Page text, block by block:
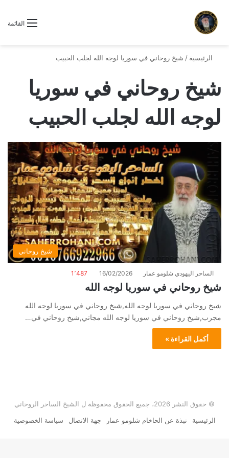
القائمة
الرئيسية / شيخ روحاني في سوريا لوجه الله لجلب الحبيب
شيخ روحاني في سوريا
لوجه الله لجلب الحبيب
شيخ روحاني
الساحر اليهودي شلومو عمار 16/02/2026 1٬487
شيخ روحاني في سوريا لوجه الله
شيخ روحاني في سوريا لوجه الله,شيخ روحاني في سوريا لوجه الله
مجرب,شيخ روحاني في سوريا لوجه الله مجاني,شيخ روحاني في…
أكمل القراءة »
© حقوق النشر 2026، جميع الحقوق محفوظة ل الشيخ الساحر الروحاني
الرئيسية
نبذة عن الحاخام شلومو عمار جهة الاتصال سياسة الخصوصية